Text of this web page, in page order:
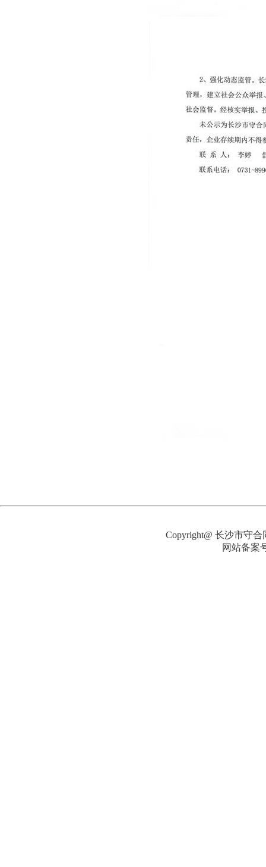
Copyright@ 长沙市守合
网站备案